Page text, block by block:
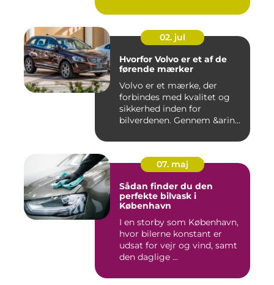
02. jul
Hvorfor Volvo er et af de
førende mærker
Volvo er et mærke, der
forbindes med kvalitet og
sikkerhed inden for
bilverdenen. Gennem &arin...
07. maj
Sådan finder du den
perfekte bilvask i
København
I en storby som København,
hvor bilerne konstant er
udsat for vejr og vind, samt
den daglige ...